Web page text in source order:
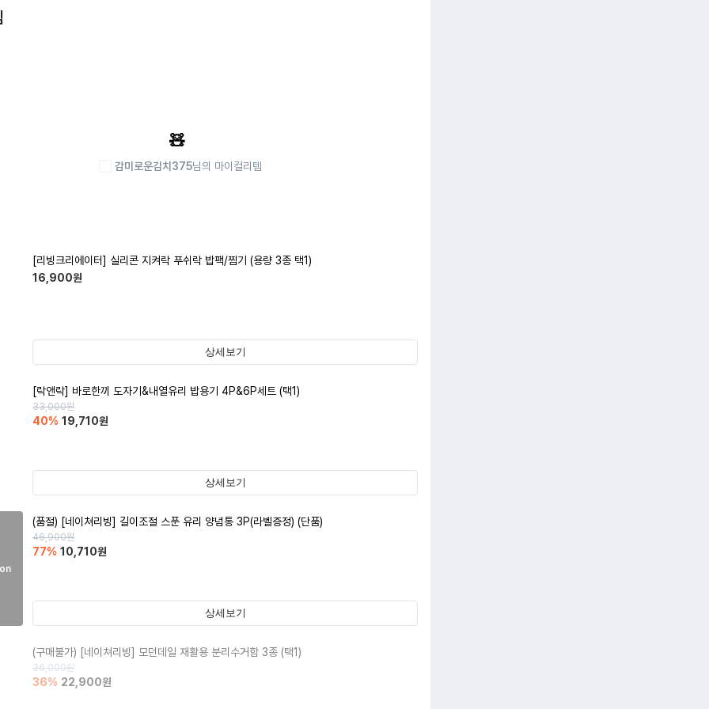
🧸
감미로운김치375님의 마이컬리템
[리빙크리에이터] 실리콘 지켜락 푸쉬락 밥팩/찜기 (용량 3종 택1)
16,900원
상세보기
[락앤락] 바로한끼 도자기&내열유리 밥용기 4P&6P세트 (택1)
33,000원
40% 19,710원
상세보기
(품절) [네이쳐리빙] 길이조절 스푼 유리 양념통 3P(라벨증정) (단품)
46,900원
77% 10,710원
상세보기
(구매불가) [네이쳐리빙] 모던데일 재활용 분리수거함 3종 (택1)
36,000원
36% 22,900원